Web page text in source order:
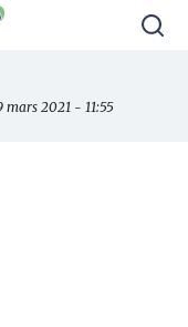
2021 - 11:55